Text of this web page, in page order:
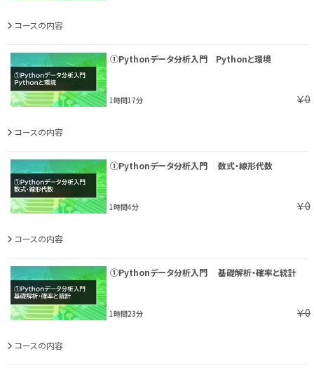
コースの内容
①Pythonデータ分析入門 Pythonと環境
1時間17分 ￥0
コースの内容
①Pythonデータ分析入門 数式・線形代数
1時間4分 ￥0
コースの内容
①Pythonデータ分析入門 基礎解析・確率と統計
1時間23分 ￥0
コースの内容